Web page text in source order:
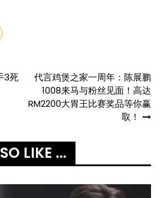
3死
代言鸡煲之家一周年：陈展鹏
1008来马与粉丝见面！高达
RM2200大胃王比赛奖品等你赢
取！
LIKE ...